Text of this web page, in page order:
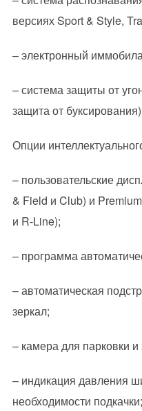
версиях Sport & Style,
– электронный
– система защиты от
защита от
Опции
– пользовательские
& Field и Club) и
и R-Line);
– программа
– автоматическая
зеркал;
– камера для парковки
– индикация давления
необходимости подкачки;